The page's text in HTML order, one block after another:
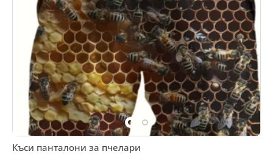
Къси панталони за пчелари